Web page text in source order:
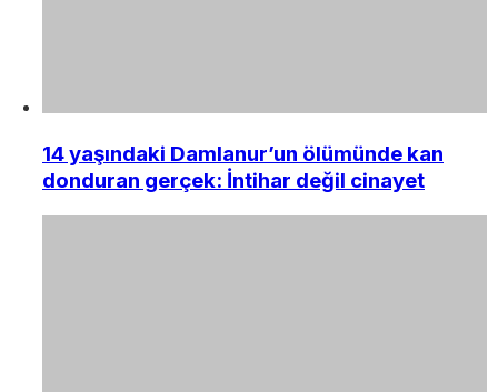
14 yaşındaki Damlanur’un ölümünde kan
donduran gerçek: İntihar değil cinayet